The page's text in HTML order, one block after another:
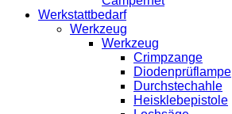
Werkstattbedarf
Werkzeug
Werkzeug
Crimpzange
Diodenprüflampe
Durchstechahle
Heisklebepistole